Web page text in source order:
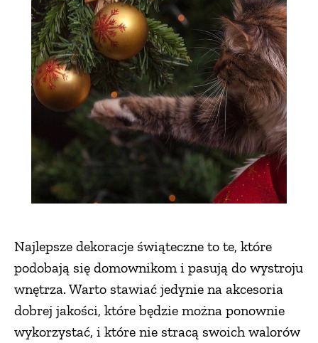
Najlepsze dekoracje świąteczne to te, które
podobają się domownikom i pasują do wystroju
wnętrza. Warto stawiać jedynie na akcesoria
dobrej jakości, które będzie można ponownie
wykorzystać, i które nie stracą swoich walorów